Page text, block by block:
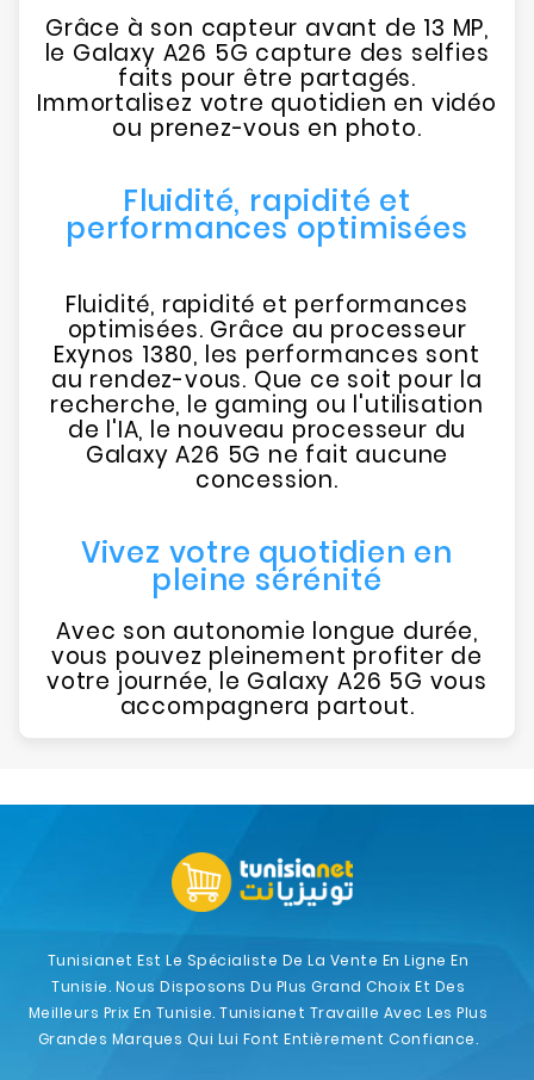
Grâce à son capteur avant de 13 MP,
le Galaxy A26 5G capture des selfies
faits pour être partagés.
Immortalisez votre quotidien en vidéo
ou prenez-vous en photo.
Fluidité, rapidité et
performances optimisées
Fluidité, rapidité et performances
optimisées. Grâce au processeur
Exynos 1380, les performances sont
au rendez-vous. Que ce soit pour la
recherche, le gaming ou l'utilisation
de l'IA, le nouveau processeur du
Galaxy A26 5G ne fait aucune
concession.
Vivez votre quotidien en
pleine sérénité
Avec son autonomie longue durée,
vous pouvez pleinement profiter de
votre journée, le Galaxy A26 5G vous
accompagnera partout.
Tunisianet Est Le Spécialiste De La Vente En Ligne En
Tunisie. Nous Disposons Du Plus Grand Choix Et Des
Meilleurs Prix En Tunisie. Tunisianet Travaille Avec Les Plus
Grandes Marques Qui Lui Font Entièrement Confiance.